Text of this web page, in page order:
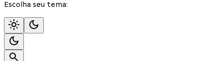
Escolha seu tema: